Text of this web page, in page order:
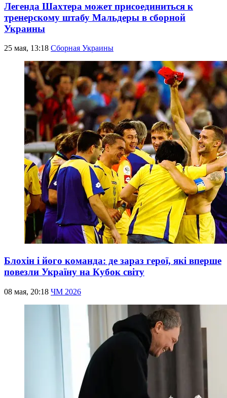
Легенда Шахтера может присоединиться к
тренерскому штабу Мальдеры в сборной
Украины
25 мая, 13:18 Сборная Украины
Блохін і його команда: де зараз герої, які вперше
повезли Україну на Кубок світу
08 мая, 20:18 ЧМ 2026